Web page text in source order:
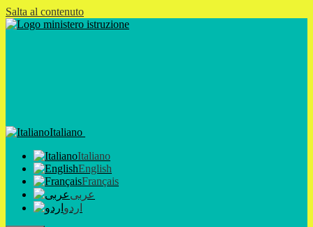
Salta al contenuto
Italiano
Italiano
English
Français
عربى
اردو